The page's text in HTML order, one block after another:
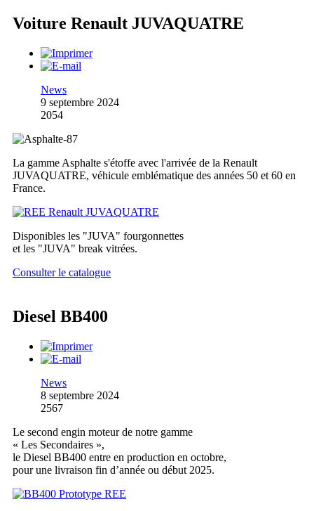
Voiture Renault JUVAQUATRE
News
9 septembre 2024
2054
La gamme Asphalte s'étoffe avec l'arrivée de la Renault
JUVAQUATRE, véhicule emblématique des années 50 et 60 en
France.
Disponibles les "JUVA" fourgonnettes
et les "JUVA" break vitrées.
Consulter le catalogue
Diesel BB400
News
8 septembre 2024
2567
Le second engin moteur de notre gamme
« Les Secondaires »,
le Diesel BB400 entre en production en octobre,
pour une livraison fin d’année ou début 2025.